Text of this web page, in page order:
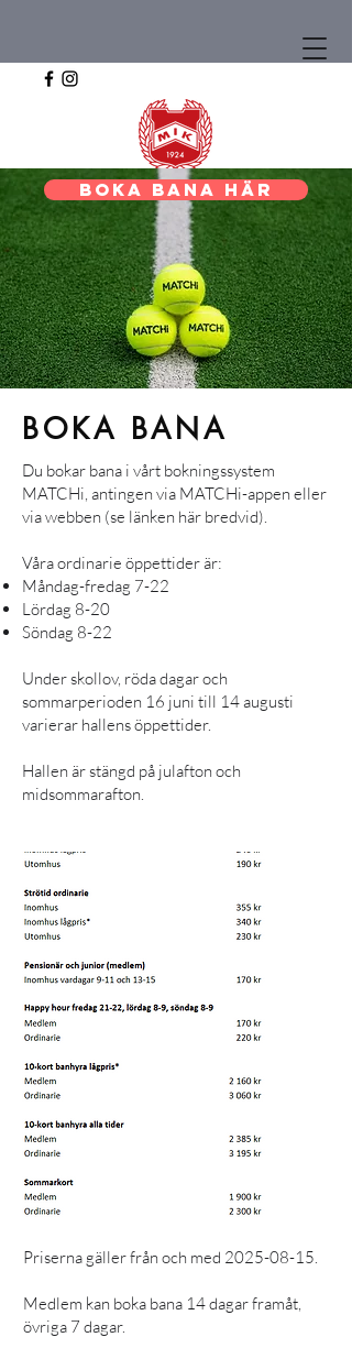
BOKA BANA HÄR
BOKA BANA
Du bokar bana i vårt bokningssystem
MATCHi, antingen via MATCHi-appen eller
via webben (se länken här bredvid).
Våra ordinarie öppettider är:
Måndag-fredag 7-22
Lördag 8-20
Söndag 8-22
Under skollov, röda dagar och
sommarperioden 16 juni till 14 augusti
varierar hallens öppettider.
Hallen är stängd på julafton och
midsommarafton.
Priserna gäller från och med 2025-08-15.
Medlem kan boka bana 14 dagar framåt,
övriga 7 dagar.